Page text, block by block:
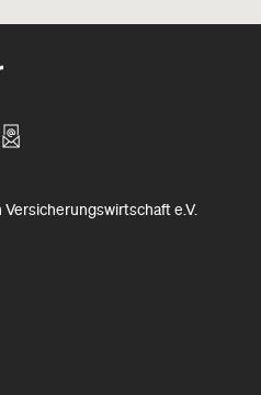
e.V.